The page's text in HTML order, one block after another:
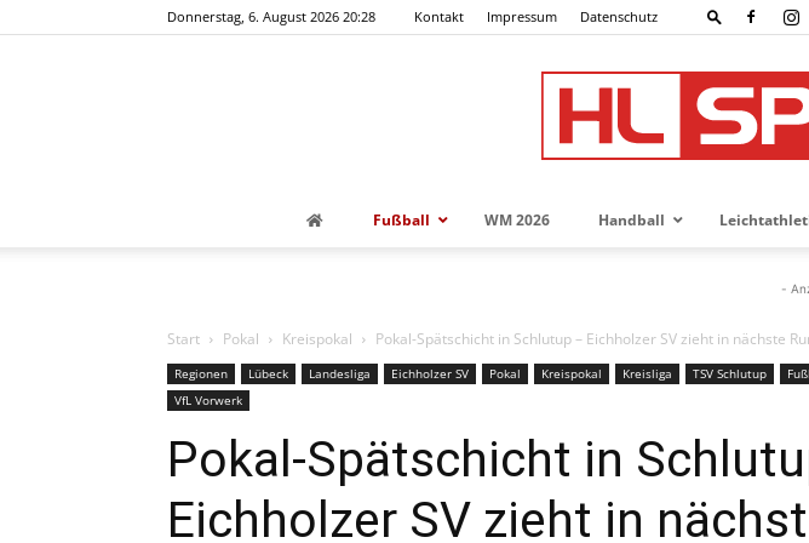
Donnerstag, 6. August 2026 20:28 Kontakt Impressum Datenschutz
Fußball WM 2026 Handball
-
Start Pokal Kreispokal Pokal-Spätschicht in Schlutup – Eichholzer SV zieht in nächste
Regionen Lübeck Landesliga Eichholzer SV Pokal Kreispokal Kreisliga TSV Schlutup
VfL Vorwerk
Pokal-Spätschicht in
Eichholzer SV zieht in